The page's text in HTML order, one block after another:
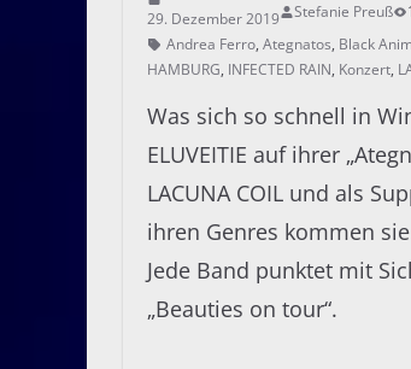
29. Dezember 2019 Stefanie Preuß
Andrea Ferro, Ategnatos, Black
HAMBURG, INFECTED RAIN, Konzert,
Was sich so schnell in
ELUVEITIE auf ihrer
LACUNA COIL und als
ihren Genres kommen
Jede Band punktet mit
„Beauties on tour“.